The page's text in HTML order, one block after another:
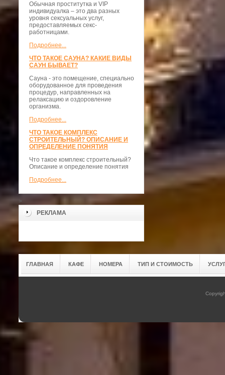
Обычная проститутка и VIP
индивидуалка – это два разных
уровня сексуальных услуг,
предоставляемых секс-
работницами.
Подробнее...
ЧТО ТАКОЕ САУНА? КАКИЕ ВИДЫ
САУН БЫВАЕТ?
Сауна - это помещение, специально
оборудованное для проведения
процедур, направленных на
релаксацию и оздоровление
организма.
Подробнее...
ЧТО ТАКОЕ КОМПЛЕКС
СТРОИТЕЛЬНЫЙ? ОПИСАНИЕ И
ОПРЕДЕЛЕНИЕ ПОНЯТИЯ
Что такое комплекс строительный?
Описание и определение понятия
Подробнее...
>
РЕКЛАМА
ГЛАВНАЯ КАФЕ НОМЕРА ТИП И СТОИМОСТЬ